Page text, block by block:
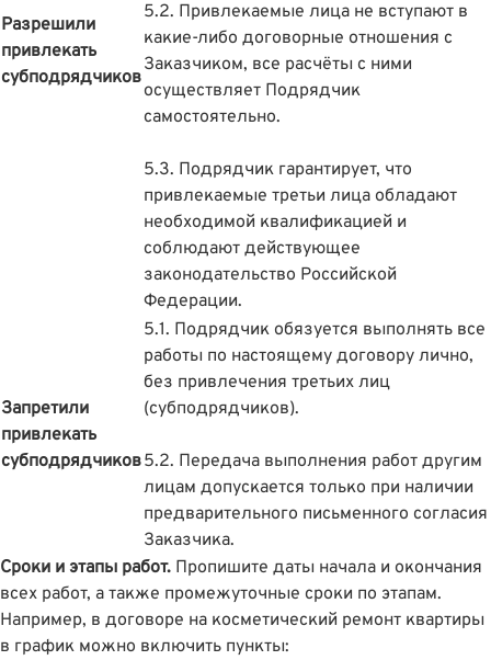
Разрешили
привлекать
субподрядчиков
5.2. Привлекаемые лица не вступают в
какие-либо договорные отношения с
Заказчиком, все расчёты с ними
осуществляет Подрядчик
самостоятельно.
5.3. Подрядчик гарантирует, что
привлекаемые третьи лица обладают
необходимой квалификацией и
соблюдают действующее
законодательство Российской
Федерации.
Запретили
привлекать
субподрядчиков
5.1. Подрядчик обязуется выполнять все
работы по настоящему договору лично,
без привлечения третьих лиц
(субподрядчиков).
5.2. Передача выполнения работ другим
лицам допускается только при наличии
предварительного письменного согласия
Заказчика.
Сроки и этапы работ. Пропишите даты начала и окончания
всех работ, а также промежуточные сроки по этапам.
Например, в договоре на косметический ремонт квартиры
в график можно включить пункты: